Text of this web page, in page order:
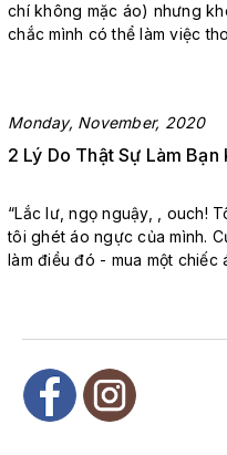
chí không mặc áo) nhưng
chắc mình có thể làm việc
Monday, November, 2020
2 Lý Do Thật Sự Làm
“Lắc lư, ngọ nguậy, , ouch!
tôi ghét áo ngực của mình.
làm điều đó - mua một chiếc